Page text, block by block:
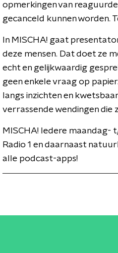
opmerkingen van
gecanceld kunnen worden.
In MISCHA! gaat
deze mensen. Dat doet ze
echt en gelijkwaardig
geen enkele vraag op
langs inzichten en
verrassende wendingen die
MISCHA! Iedere maandag-
Radio 1 en daarnaast
alle podcast-apps!